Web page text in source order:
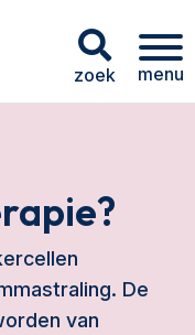
zoek menu
De
van